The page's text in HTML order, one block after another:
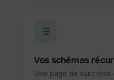
Vos schémas
Une page de synthèse